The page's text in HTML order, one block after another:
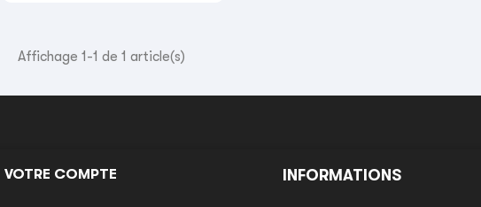
Affichage 1-1 de 1 article(s)
VOTRE COMPTE INFORMATIONS